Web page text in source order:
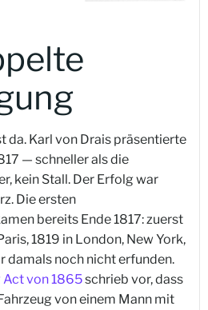
da. Karl von Drais präsentierte
— schneller als die
kein Stall. Der Erfolg war
Die ersten
bereits Ende 1817: zuerst
1819 in London, New York,
damals noch nicht erfunden.
Act von 1865schrieb vor, dass
von einem Mann mit